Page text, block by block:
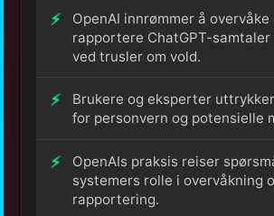
OpenAI innrømmer å overvåke
rapportere ChatGPT-
ved trusler om vold.
Brukere og eksperter
for personvern og potensielle
OpenAIs praksis reiser
systemers rolle i overvåkning
rapportering.